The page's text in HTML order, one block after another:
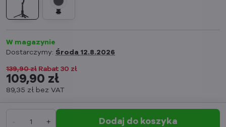
W magazynie
Dostarczymy: Środa 12.8.2026
139,90 zł Rabat 30 zł
109,90 zł
89,35 zł bez VAT
Dodaj do koszyka